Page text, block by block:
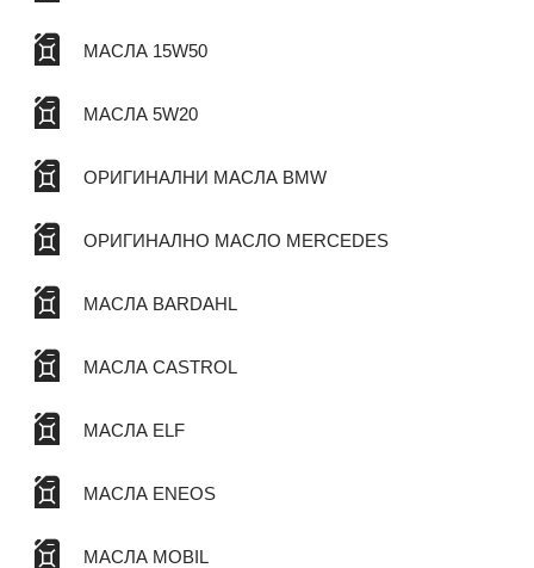
МАСЛА 15W50
МАСЛА 5W20
ОРИГИНАЛНИ МАСЛА BMW
ОРИГИНАЛНО МАСЛО MERCEDES
МАСЛА BARDAHL
МАСЛА CASTROL
МАСЛА ELF
МАСЛА ENEOS
МАСЛА MOBIL